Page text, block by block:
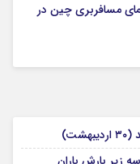
مسافربری چین در